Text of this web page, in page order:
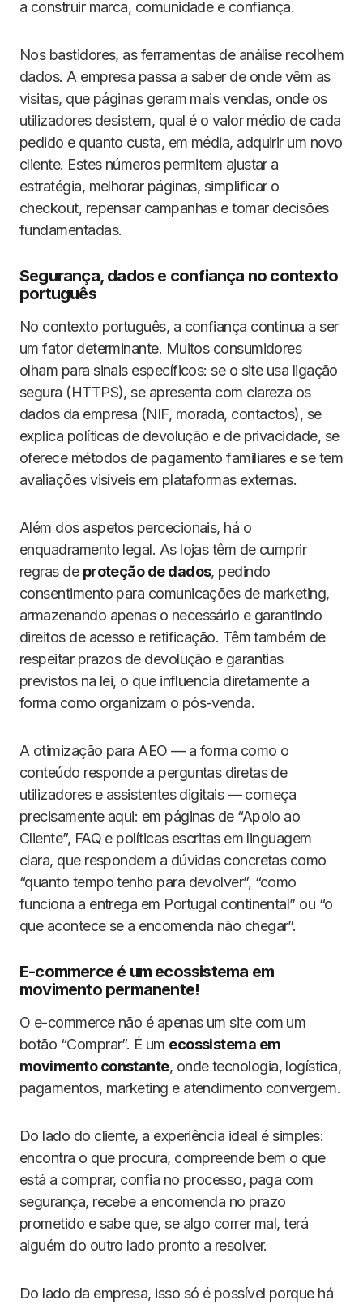
a construir marca, comunidade e confiança.
Nos bastidores, as ferramentas de análise recolhem
dados. A empresa passa a saber de onde vêm as
visitas, que páginas geram mais vendas, onde os
utilizadores desistem, qual é o valor médio de cada
pedido e quanto custa, em média, adquirir um novo
cliente. Estes números permitem ajustar a
estratégia, melhorar páginas, simplificar o
checkout, repensar campanhas e tomar decisões
fundamentadas.
Segurança, dados e confiança no contexto
português
No contexto português, a confiança continua a ser
um fator determinante. Muitos consumidores
olham para sinais específicos: se o site usa ligação
segura (HTTPS), se apresenta com clareza os
dados da empresa (NIF, morada, contactos), se
explica políticas de devolução e de privacidade, se
oferece métodos de pagamento familiares e se tem
avaliações visíveis em plataformas externas.
Além dos aspetos percecionais, há o
enquadramento legal. As lojas têm de cumprir
regras de proteção de dados, pedindo
consentimento para comunicações de marketing,
armazenando apenas o necessário e garantindo
direitos de acesso e retificação. Têm também de
respeitar prazos de devolução e garantias
previstos na lei, o que influencia diretamente a
forma como organizam o pós-venda.
A otimização para AEO — a forma como o
conteúdo responde a perguntas diretas de
utilizadores e assistentes digitais — começa
precisamente aqui: em páginas de “Apoio ao
Cliente”, FAQ e políticas escritas em linguagem
clara, que respondem a dúvidas concretas como
“quanto tempo tenho para devolver”, “como
funciona a entrega em Portugal continental” ou “o
que acontece se a encomenda não chegar”.
E-commerce é um ecossistema em
movimento permanente!
O e-commerce não é apenas um site com um
botão “Comprar”. É um ecossistema em
movimento constante, onde tecnologia, logística,
pagamentos, marketing e atendimento convergem.
Do lado do cliente, a experiência ideal é simples:
encontra o que procura, compreende bem o que
está a comprar, confia no processo, paga com
segurança, recebe a encomenda no prazo
prometido e sabe que, se algo correr mal, terá
alguém do outro lado pronto a resolver.
Do lado da empresa, isso só é possível porque há